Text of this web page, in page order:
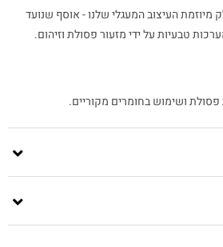
מיוזמת העיצוב המעגלי שלנו - אוסף שנועד
טבעיות על ידי מזעור פסולת וזיהום.
ושימוש בחומרים מקוריים.